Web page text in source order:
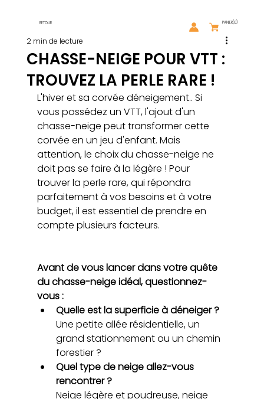
RETOUR
CHASSE-NEIGE POUR VTT :
TROUVEZ LA PERLE RARE !
2 min de lecture
L'hiver et sa corvée déneigement.. Si
vous possédez un VTT, l'ajout d'un
chasse-neige peut transformer cette
corvée en un jeu d'enfant. Mais
attention, le choix du chasse-neige ne
doit pas se faire à la légère ! Pour
trouver la perle rare, qui répondra
parfaitement à vos besoins et à votre
budget, il est essentiel de prendre en
compte plusieurs facteurs.
Avant de vous lancer dans votre quête
du chasse-neige idéal, questionnez-
vous :
Quelle est la superficie à déneiger ?
Une petite allée résidentielle, un
grand stationnement ou un chemin
forestier ?
Quel type de neige allez-vous
rencontrer ?
Neige légère et poudreuse, neige
PANIER(0)